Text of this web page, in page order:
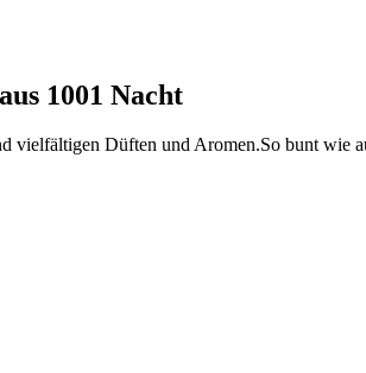
1001 Nacht
vielfältigen Düften und Aromen.So bunt wie